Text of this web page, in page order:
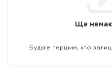
Ще немає
Будьте першим, хто